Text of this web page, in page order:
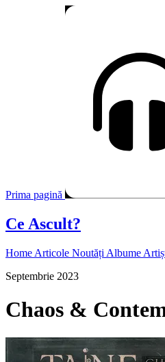
Prima pagină
Ce Ascult?
Home Articole Noutăți Albume
Septembrie 2023
Chaos &
Pagina externă